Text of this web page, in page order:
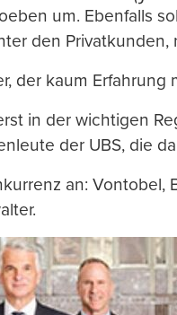
um. Ebenfalls
den
der kaum Erfahrung
in der wichtigen
der UBS, die
an: Vontobel,